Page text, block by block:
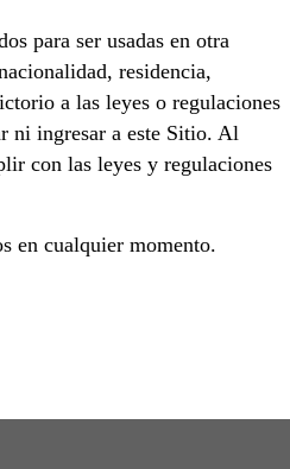
para ser usadas en otra
residencia,
a las leyes o regulaciones
ni ingresar a este Sitio. Al
con las leyes y regulaciones
en cualquier momento.